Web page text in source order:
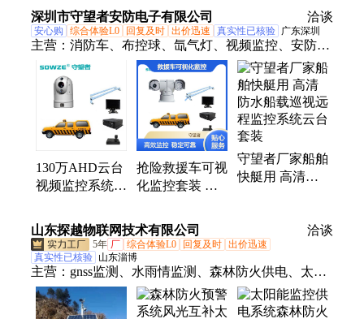
频记录工程车巡
逻看
对讲用
深圳市守望者安防电子有限公司 洽谈
安心购 综合体验L0 回复及时 出价迅速 真实性已核验 广东深圳
主营： 消防车、布控球、氙气灯、视频监控、安防监
控、云台电动、云台网络、远程监控、车载云台、监
控套装、车载监控、高清监控、云台监控、监控系
统、远距离监控、摄像机、探照灯、摄像头、录像
机、高清网络、海康机芯、车载升降、升降桅杆、旋
转球机、车载智能
130万AHD云台
视频监控系统套
远程软件查看回
放录像
抢险救援车可视
化监控套装 全
台监控系统厂家
守望者厂家船舶
快艇用 高清防
山东探越物联网技术有限公司 洽谈
5年 厂 综合体验L0 回复及时 出价迅速
真实性已核验 山东淄博
主营： gnss监测、水雨情监测、森林防火供电、太阳
能监控供电系统、风光互补发电系统、太阳能供电系
统、数字孪生、离网发电、工商业储能电池、磷酸铁